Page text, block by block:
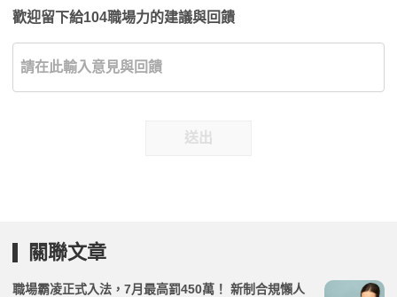
歡迎留下給104職場力的建議與回饋
送出
關聯文章
職場霸凌正式入法，7月最高罰450萬！ 新制合規懶人